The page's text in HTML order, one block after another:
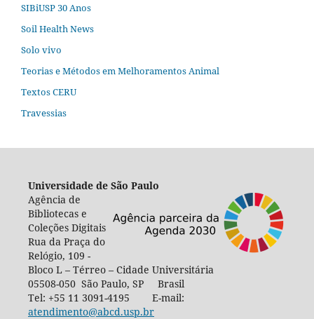
SIBiUSP 30 Anos
Soil Health News
Solo vivo
Teorias e Métodos em Melhoramentos Animal
Textos CERU
Travessias
Universidade de São Paulo
Agência de
Bibliotecas e
Coleções Digitais
Rua da Praça do
Relógio, 109 -
Bloco L – Térreo – Cidade Universitária
05508-050 São Paulo, SP Brasil
Tel: +55 11 3091-4195 E-mail:
atendimento@abcd.usp.br